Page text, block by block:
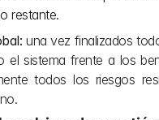
restante.
una vez finalizados
el sistema frente a los
todos los riesgos